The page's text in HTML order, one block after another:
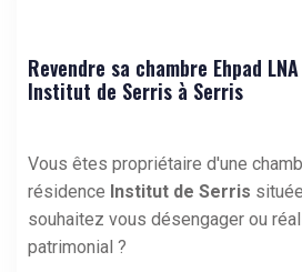
Revendre sa chambre Ehpad
Institut de Serris à Serris
Vous êtes propriétaire d'une
résidence Institut de Serris
souhaitez vous désengager ou
patrimonial ?